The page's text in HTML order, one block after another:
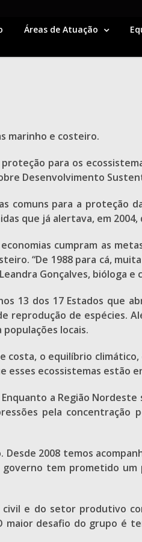
Áreas de Atuação
marinho e costeiro.
para os
Desenvolvimento
comuns para a proteção
que já alertava, em
cumpram as
“De 1988 para cá,
Gonçalves, bióloga e
dos 17 Estados que
de espécies.
locais.
o equilíbrio
ecossistemas estão
a Região
pela
2008 temos
tem prometido um
e do setor produtivo
desafio do grupo é